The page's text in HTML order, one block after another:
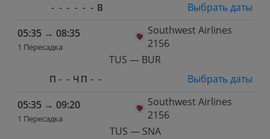
- - - - - - В
Выбрать даты
05:35 → 08:35
1 Пересадка
Southwest Airlines
2156
TUS — BUR
П - - Ч П - -
Выбрать даты
05:35 → 09:20
1 Пересадка
Southwest Airlines
2156
TUS — SNA